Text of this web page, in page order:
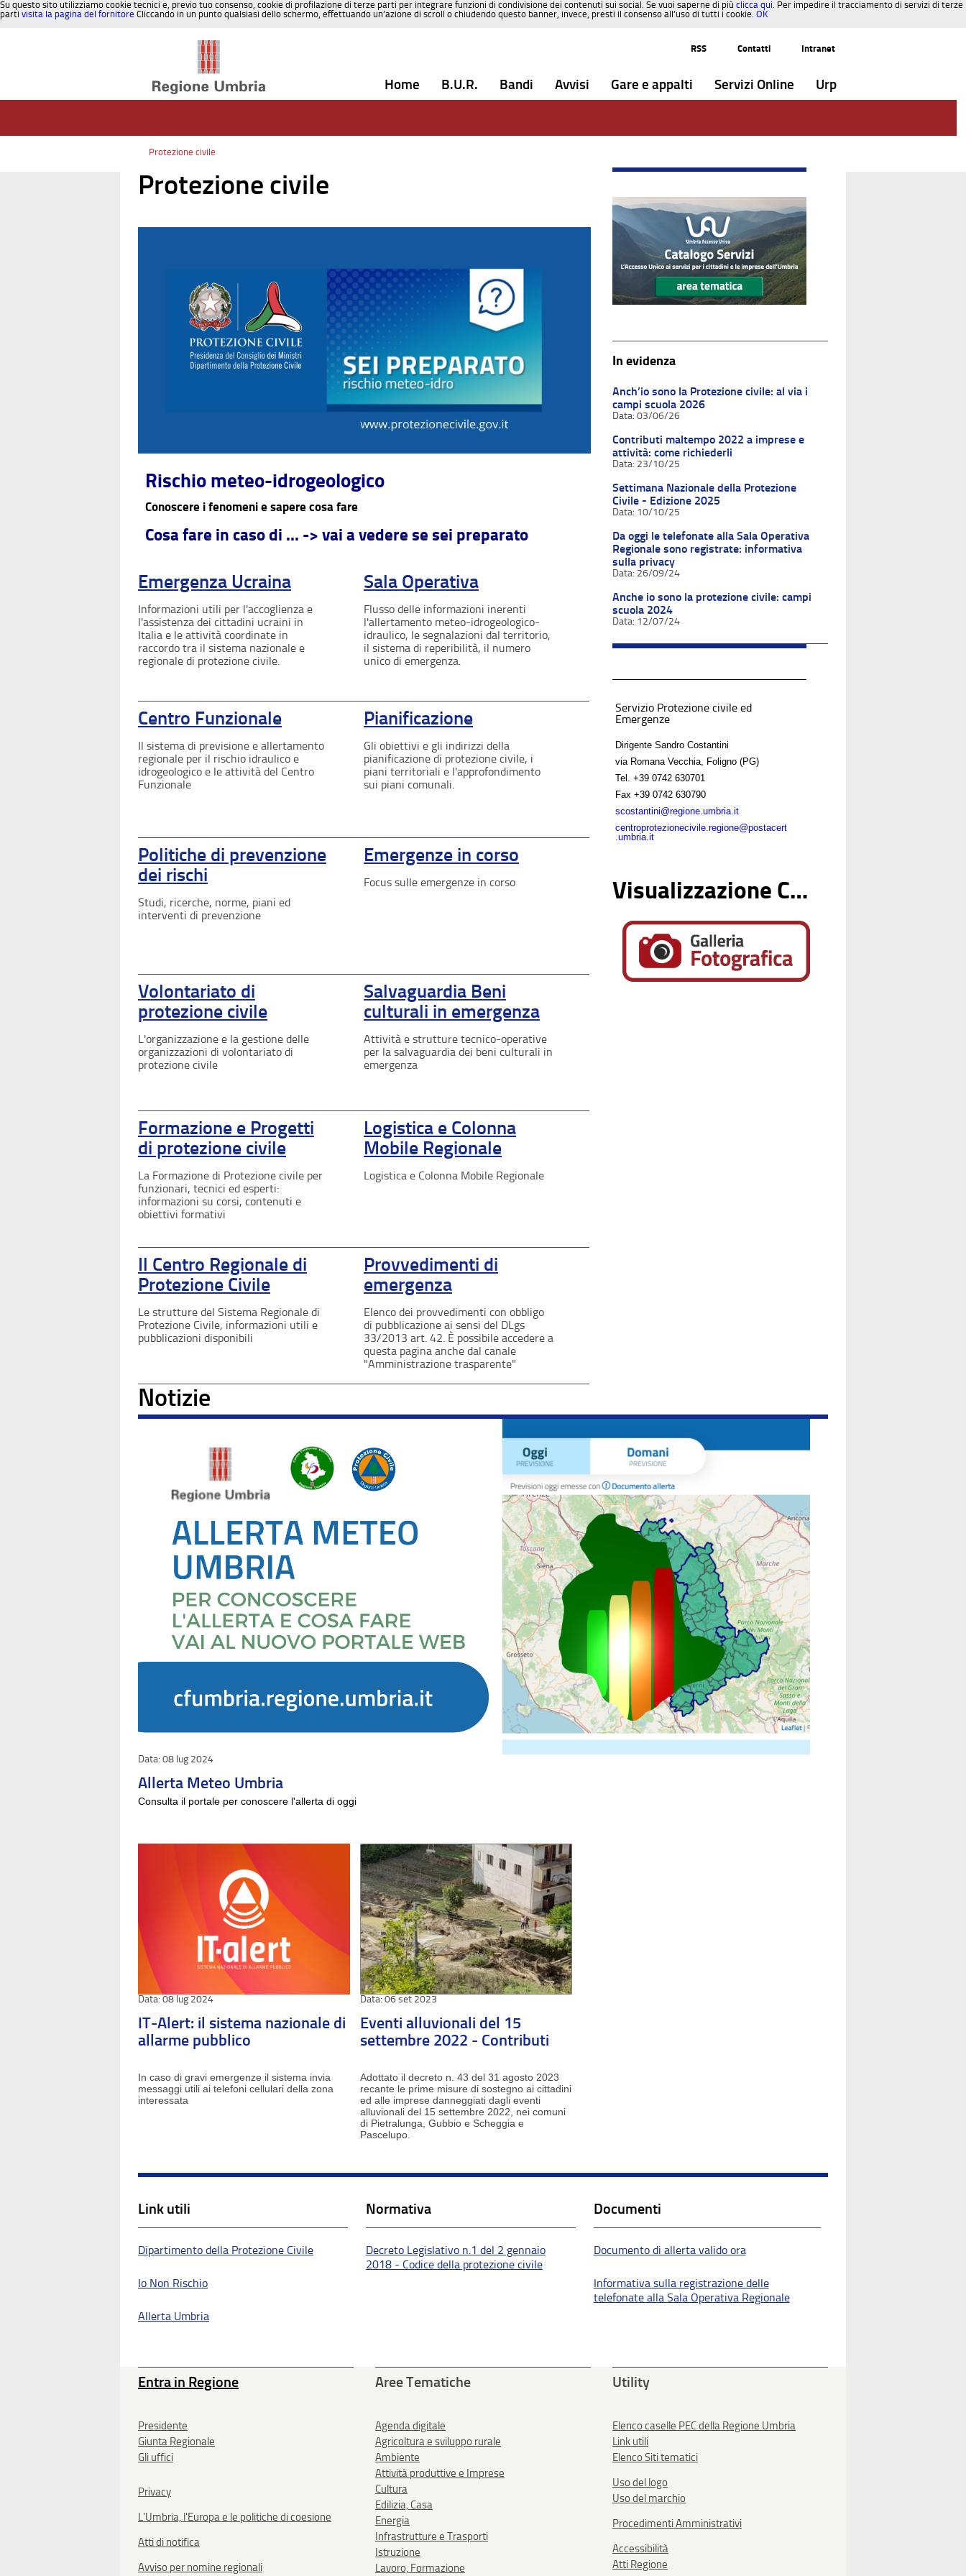
Su questo sito utilizziamo cookie tecnici e, previo tuo consenso, cookie di profilazione di terze parti per integrare funzioni di condivisione dei contenuti sui social. Se vuoi saperne di più clicca qui. Per impedire il tracciamento di servizi di terze
parti visita la pagina del fornitore Cliccando in un punto qualsiasi dello schermo, effettuando un’azione di scroll o chiudendo questo banner, invece, presti il consenso all’uso di tutti i cookie. OK
RSS
Contatti Intranet
Home B.U.R. Bandi Avvisi Gare e appalti Servizi Online Urp
Protezione civile
Protezione civile
Rischio meteo-idrogeologico
Conoscere i fenomeni e sapere cosa fare
Cosa fare in caso di ... -> vai a vedere se sei preparato
Emergenza Ucraina
Informazioni utili per l'accoglienza e
l'assistenza dei cittadini ucraini in
Italia e le attività coordinate in
raccordo tra il sistema nazionale e
regionale di protezione civile.
Sala Operativa
Flusso delle informazioni inerenti
l'allertamento meteo-idrogeologico-
idraulico, le segnalazioni dal territorio,
il sistema di reperibilità, il numero
unico di emergenza.
Centro Funzionale
Il sistema di previsione e allertamento
regionale per il rischio idraulico e
idrogeologico e le attività del Centro
Funzionale
Pianificazione
Gli obiettivi e gli indirizzi della
pianificazione di protezione civile, i
piani territoriali e l'approfondimento
sui piani comunali.
Politiche di prevenzione
dei rischi
Studi, ricerche, norme, piani ed
interventi di prevenzione
Emergenze in corso
Focus sulle emergenze in corso
Volontariato di
protezione civile
L'organizzazione e la gestione delle
organizzazioni di volontariato di
protezione civile
Salvaguardia Beni
culturali in emergenza
Attività e strutture tecnico-operative
per la salvaguardia dei beni culturali in
emergenza
Formazione e Progetti
di protezione civile
La Formazione di Protezione civile per
funzionari, tecnici ed esperti:
informazioni su corsi, contenuti e
obiettivi formativi
Logistica e Colonna
Mobile Regionale
Logistica e Colonna Mobile Regionale
Il Centro Regionale di
Protezione Civile
Le strutture del Sistema Regionale di
Protezione Civile, informazioni utili e
pubblicazioni disponibili
Provvedimenti di
emergenza
Elenco dei provvedimenti con obbligo
di pubblicazione ai sensi del DLgs
33/2013 art. 42. È possibile accedere a
questa pagina anche dal canale
"Amministrazione trasparente"
In evidenza
Anch’io sono la Protezione civile: al via i
campi scuola 2026
03/06/26
Contributi maltempo 2022 a imprese e
attività: come richiederli
23/10/25
Settimana Nazionale della Protezione
Civile - Edizione 2025
10/10/25
Da oggi le telefonate alla Sala Operativa
Regionale sono registrate: informativa
sulla privacy
26/09/24
Anche io sono la protezione civile: campi
scuola 2024
12/07/24
Servizio Protezione civile ed
Emergenze
Dirigente Sandro Costantini
via Romana Vecchia, Foligno (PG)
Tel. +39 0742 630701
Fax +39 0742 630790
scostantini@regione.umbria.it
centroprotezionecivile.regione@postacert
.umbria.it
Visualizzazione Contenuto Web
Notizie
08 lug 2024
Allerta Meteo Umbria
Consulta il portale per conoscere l'allerta di oggi
08 lug 2024
IT-Alert: il sistema nazionale di
allarme pubblico
In caso di gravi emergenze il sistema invia
messaggi utili ai telefoni cellulari della zona
interessata
06 set 2023
Eventi alluvionali del 15
settembre 2022 - Contributi
Adottato il decreto n. 43 del 31 agosto 2023
recante le prime misure di sostegno ai cittadini
ed alle imprese danneggiati dagli eventi
alluvionali del 15 settembre 2022, nei comuni
di Pietralunga, Gubbio e Scheggia e
Pascelupo.
Link utili
Dipartimento della Protezione Civile
Io Non Rischio
Allerta Umbria
Normativa
Decreto Legislativo n.1 del 2 gennaio
2018 - Codice della protezione civile
Documenti
Documento di allerta valido ora
Informativa sulla registrazione delle
telefonate alla Sala Operativa Regionale
Entra in Regione
Presidente
Giunta Regionale
Gli uffici
Privacy
L'Umbria, l'Europa e le politiche di coesione
Atti di notifica
Avviso per nomine regionali
Aree Tematiche
Agenda digitale
Agricoltura e sviluppo rurale
Ambiente
Attività produttive e Imprese
Cultura
Edilizia, Casa
Energia
Infrastrutture e Trasporti
Istruzione
Lavoro, Formazione
Utility
Elenco caselle PEC della Regione Umbria
Link utili
Elenco Siti tematici
Uso del logo
Uso del marchio
Procedimenti Amministrativi
Accessibilità
Atti Regione